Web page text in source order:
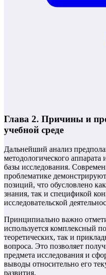
Глава 2. Причины и
учебной среде
Дальнейший анализ
методологического
базы исследования.
проблематике
позиций, что обусловлено
знания, так и спецификой
исследовательской
Принципиально важно
используется комплексный
теоретических, так и
вопроса. Это позволяет
предмета исследования и
выводы относительно его
развития.